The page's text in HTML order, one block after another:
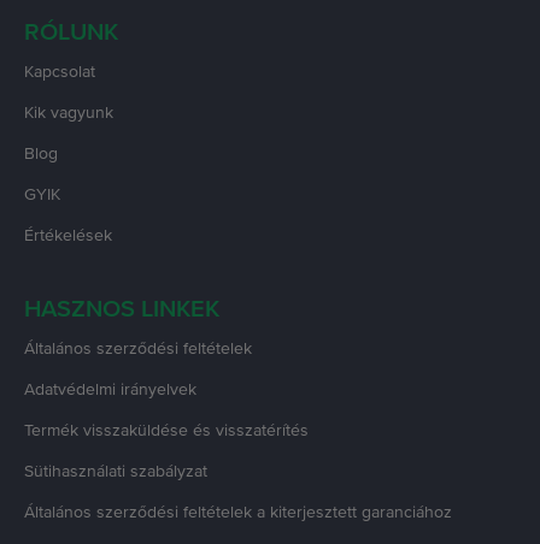
RÓLUNK
Kapcsolat
Kik vagyunk
Blog
GYIK
Értékelések
HASZNOS LINKEK
Általános szerződési feltételek
Adatvédelmi irányelvek
Termék visszaküldése és visszatérítés
Sütihasználati szabályzat
Általános szerződési feltételek a kiterjesztett garanciához